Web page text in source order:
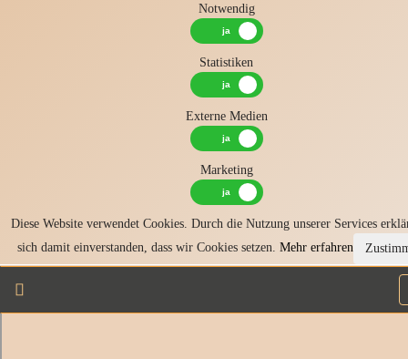
Notwendig
Statistiken
Externe Medien
Marketing
Diese Website verwendet Cookies. Durch die Nutzung unserer Services
sich damit einverstanden, dass wir Cookies setzen. Mehr erfahren